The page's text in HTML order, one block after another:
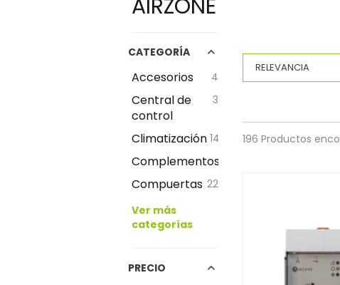
AIRZONE
CATEGORÍA
Accesorios 4
Central de
control
3
Climatización 147
Complementos
Compuertas 22
Ver más
categorías
PRECIO
196 Productos